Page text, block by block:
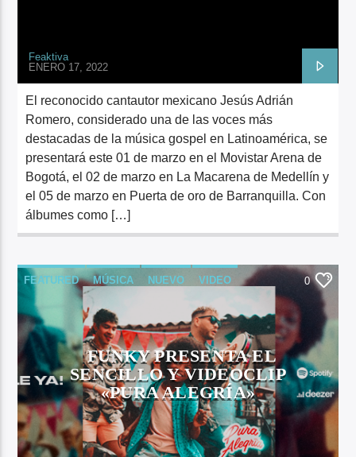
Feaktiva
ENERO 17, 2022
El reconocido cantautor mexicano Jesús Adrián
Romero, considerado una de las voces más
destacadas de la música gospel en Latinoamérica, se
presentará este 01 de marzo en el Movistar Arena de
Bogotá, el 02 de marzo en La Macarena de Medellín y
el 05 de marzo en Puerta de oro de Barranquilla. Con
álbumes como […]
FEATURED MÚSICA NUEVO VIDEO 0
FUNKY PRESENTA EL
SENCILLO Y VIDEOCLIP
«PURA ALEGRÍA»